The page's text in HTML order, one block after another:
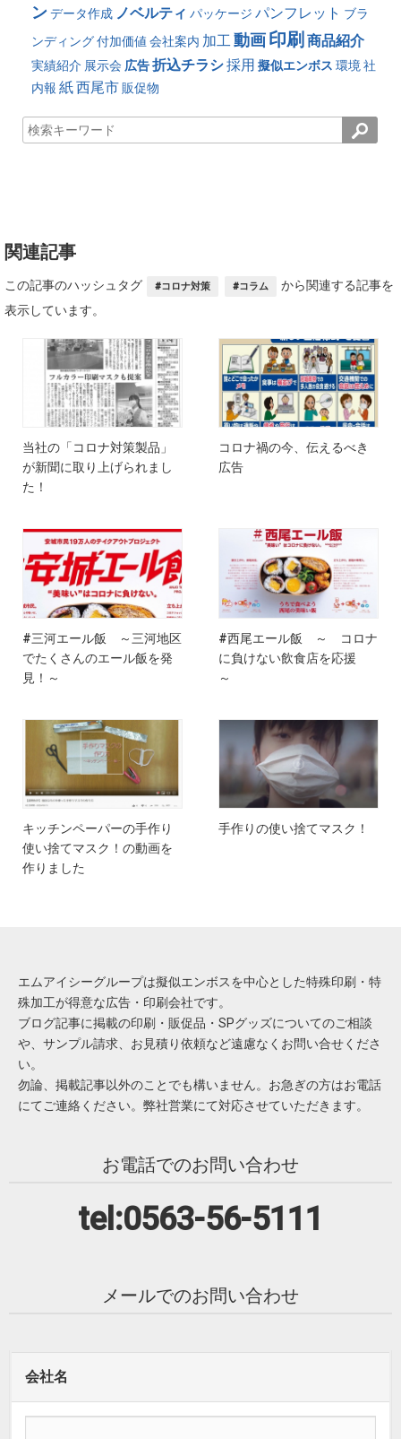
ンデータ作成 ノベルティ パッケージ パンフレット ブラ
ンディング付加価値 会社案内 加工動画印刷 商品紹介
実績紹介 展示会 広告折込チラシ採用 擬似エンボス 環境 社
内報 紙西尾市 販促物
関連記事
この記事のハッシュタグ #コロナ対策 #コラム
から関連する記事を
表示しています。
当社の「コロナ対策製品」
が新聞に取り上げられまし
た！
コロナ禍の今、伝えるべき
広告
#三河エール飯 ～三河地区
でたくさんのエール飯を発
見！～
#西尾エール飯 ～ コロナ
に負けない飲食店を応援
～
キッチンペーパーの手作り
使い捨てマスク！の動画を
作りました
手作りの使い捨てマスク！
エムアイシーグループは擬似エンボスを中心とした特殊印刷・特
殊加工が得意な広告・印刷会社です。
ブログ記事に掲載の印刷・販促品・SPグッズについてのご相談
や、サンプル請求、お見積り依頼など遠慮なくお問い合せくださ
い。
勿論、掲載記事以外のことでも構いません。お急ぎの方はお電話
にてご連絡ください。弊社営業にて対応させていただきます。
お電話でのお問い合わせ
tel:0563-56-5111
メールでのお問い合わせ
会社名